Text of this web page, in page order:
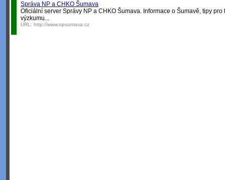
Správa NP a CHKO Šumava
Oficiální server Správy NP a CHKO Šumava. Informace o Šumavě, tipy
výzkumu...
URL: http://www.npsumava.cz